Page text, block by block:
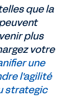
que la
plus
votre
une
l'agilité
strategic